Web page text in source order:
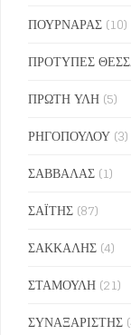
ΠΟΥΡΝΑΡΑΣ (10)
ΠΡΟΤΥΠΕΣ
ΠΡΩΤΗ ΥΛΗ (5)
ΡΗΓΟΠΟΥΛΟΥ (3)
ΣΑΒΒΑΛΑΣ (1)
ΣΑΪΤΗΣ (87)
ΣΑΚΚΑΛΗΣ (4)
ΣΤΑΜΟΥΛΗ (21)
ΣΥΝΑΞΑΡΙΣΤΗΣ